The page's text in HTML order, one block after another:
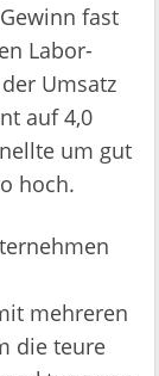
fast
Labor-
Umsatz
auf 4,0
um gut
hoch.
mehreren
die teure